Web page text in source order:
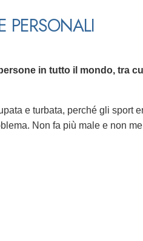
PERSONALI
in tutto il mondo, tra
e turbata, perché gli sport
Non fa più male e non